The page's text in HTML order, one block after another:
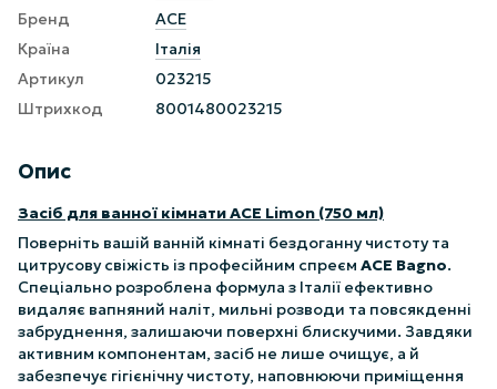
Бренд
ACE
Країна
Італія
Артикул
023215
Штрихкод
8001480023215
Опис
Засіб для ванної кімнати ACE Limon (750 мл)
Поверніть вашій ванній кімнаті бездоганну чистоту та
цитрусову свіжість із професійним спреєм ACE Bagno.
Спеціально розроблена формула з Італії ефективно
видаляє вапняний наліт, мильні розводи та повсякденні
забруднення, залишаючи поверхні блискучими. Завдяки
активним компонентам, засіб не лише очищує, а й
забезпечує гігієнічну чистоту, наповнюючи приміщення